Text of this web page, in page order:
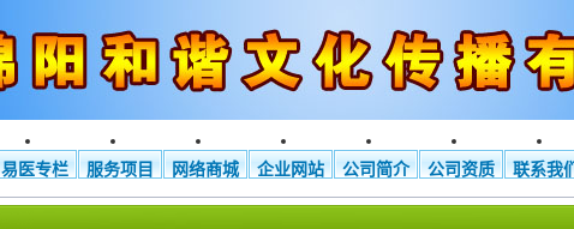
易医专栏 服务项目 网络商城 企业网站 公司简介 公司资质 联系我